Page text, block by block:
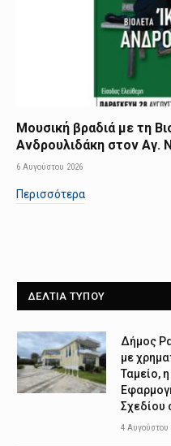
Μουσική βραδιά με τη
Ανδρουλιδάκη στον Αγ.
6 Αυγούστου 2026
Περισσότερα
ΔΕΛΤΙΑ ΤΥΠΟΥ
Δήμος
με
Ταμείο,
Σχεδίου
4 Αυγούστου